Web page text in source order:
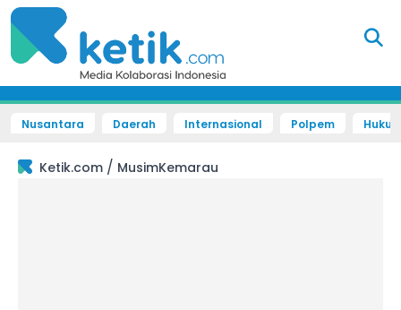
Nusantara Daerah Internasional Polpem
Ketik.com / MusimKemarau